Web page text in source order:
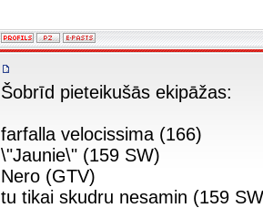
Šobrīd pieteikušās ekipāžas:
farfalla velocissima (166)
\"Jaunie\" (159 SW)
Nero (GTV)
tu tikai skudru nesamin (159